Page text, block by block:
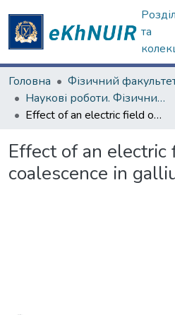
та
Головна
Фізичний
Наукові роботи. Фізичний факультет
Effect of an electric field on coalescence in gallium island films
Effect of an electric
coalescence in